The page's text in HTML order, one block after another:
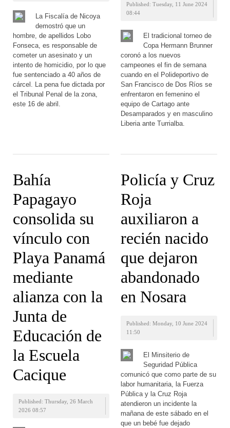
La Fiscalía de Nicoya
demostró que un
hombre, de apellidos Lobo
Fonseca, es responsable de
cometer un asesinato y un
intento de homicidio, por lo que
fue sentenciado a 40 años de
cárcel. La pena fue dictada por
el Tribunal Penal de la zona,
este 16 de abril.
Published: Tuesday, 11 June 2024
08:44
El tradicional torneo de
Copa Hermann Brunner
coronó a los nuevos
campeones el fin de semana
cuando en el Polideportivo de
San Francisco de Dos Ríos se
enfrentaron en femenino el
equipo de Cartago ante
Desamparados y en masculino
Liberia ante Turrialba.
Bahía
Papagayo
consolida su
vínculo con
Playa Panamá
mediante
alianza con la
Junta de
Educación de
la Escuela
Cacique
Published: Thursday, 26 March
2026 08:57
Policía y Cruz
Roja
auxiliaron a
recién nacido
que dejaron
abandonado
en Nosara
Published: Monday, 10 June 2024
11:50
El Minsiterio de
Seguridad Pública
comunicó que como parte de su
labor humanitaria, la Fuerza
Pública y la Cruz Roja
atendieron un incidente la
mañana de este sábado en el
que un bebé fue dejado